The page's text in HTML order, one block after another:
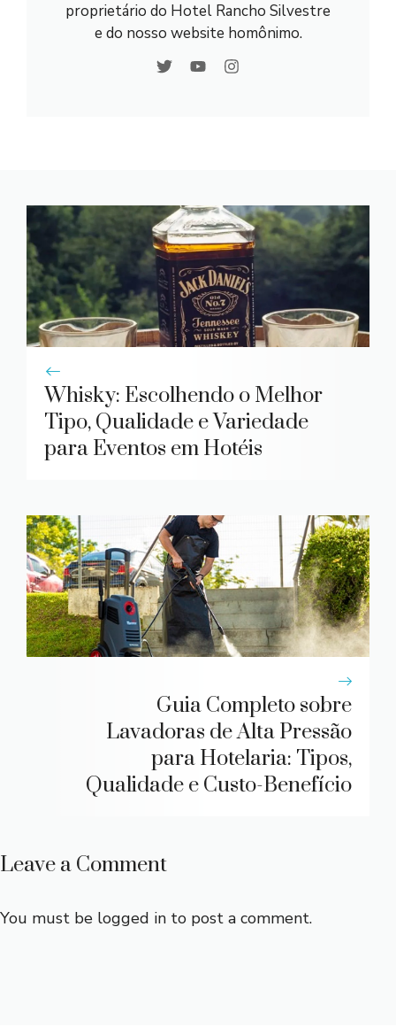
proprietário do Hotel Rancho Silvestre
e do nosso website homônimo.
Whisky: Escolhendo o Melhor
Tipo, Qualidade e Variedade
para Eventos em Hotéis
Guia Completo sobre
Lavadoras de Alta Pressão
para Hotelaria: Tipos,
Qualidade e Custo-Benefício
Leave a Comment
You must be logged in to post a comment.